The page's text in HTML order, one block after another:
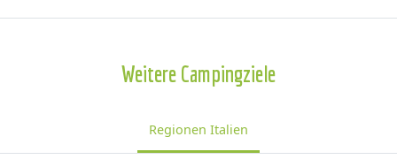
Weitere Campingziele
Regionen Italien